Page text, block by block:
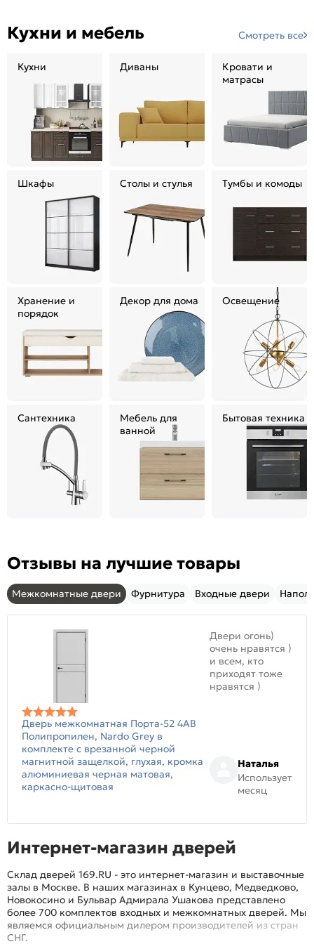
Кухни и мебель Смотреть все
Кухни Диваны
Кровати и
матрасы
Шкафы Столы и стулья Тумбы и комоды
Хранение и
порядок
Декор для дома Освещение
Сантехника
Мебель для
ванной
Бытовая техника
Отзывы на лучшие товары
Межкомнатные двери Фурнитура Входные двери
Дверь межкомнатная Порта-52 4AB
Полипропилен, Nardo Grey в
комплекте с врезанной черной
магнитной защелкой, глухая, кромка
алюминиевая черная матовая,
каркасно-щитовая
Двери огонь)
очень нравятся )
и всем, кто
приходят тоже
нравятся )
Наталья
Использует
месяц
Интернет-магазин дверей
Склад дверей 169.RU - это интернет-магазин и выставочные
залы в Москве. В наших магазинах в Кунцево, Медведково,
Новокосино и Бульвар Адмирала Ушакова представлено
более 700 комплектов входных и межкомнатных дверей. Мы
являемся официальным дилером производителей из стран
СНГ.